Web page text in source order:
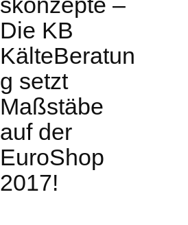
Die KB
KälteBeratun
g setzt
Maßstäbe
auf der
EuroShop
2017!